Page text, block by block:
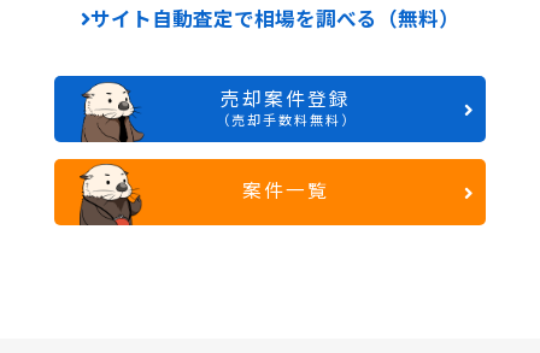
サイト自動査定で相場を調べる（無料）
売却案件登録
（売却手数料無料）
案件一覧